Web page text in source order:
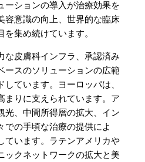
ーションの導入が治療効果を
容意識の向上、世界的な臨床
集め続けています。
な皮膚科インフラ、承認済み
ースのソリューションの広範
ています。ヨーロッパは、
まりに支えられています。ア
光、中間所得層の拡大、イン
での手頃な治療の提供によ
ています。ラテンアメリカや
ックネットワークの拡大と美